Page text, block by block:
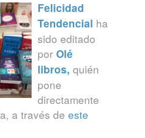
Felicidad
Tendencial ha
sido editado
por Olé
libros, quién
pone
directamente
a través de este